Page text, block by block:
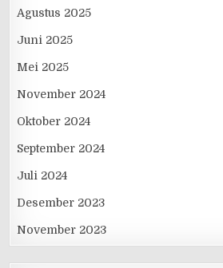
Agustus 2025
Juni 2025
Mei 2025
November 2024
Oktober 2024
September 2024
Juli 2024
Desember 2023
November 2023